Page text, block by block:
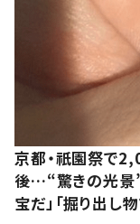
京都・祇園祭で
後…“驚きの光景”
宝だ」「掘り出し